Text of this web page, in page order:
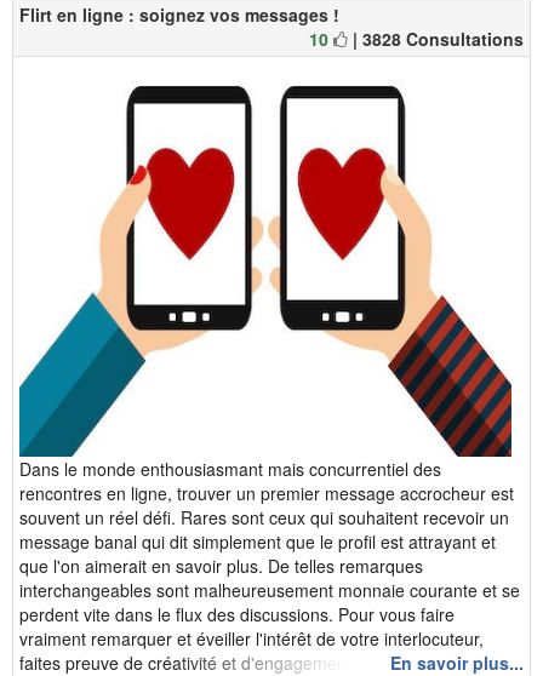
Flirt en ligne : soignez vos messages !
10
| 3828 Consultations
Dans le monde enthousiasmant mais concurrentiel des
rencontres en ligne, trouver un premier message accrocheur est
souvent un réel défi. Rares sont ceux qui souhaitent recevoir un
message banal qui dit simplement que le profil est attrayant et
que l'on aimerait en savoir plus. De telles remarques
interchangeables sont malheureusement monnaie courante et se
perdent vite dans le flux des discussions. Pour vous faire
vraiment remarquer et éveiller l'intérêt de votre interlocuteur,
faites preuve de créativité et d'engagement ! Même ...En savoir plus...